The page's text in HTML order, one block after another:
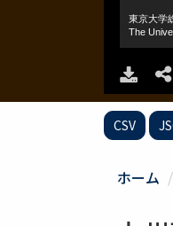
CSV
ホーム